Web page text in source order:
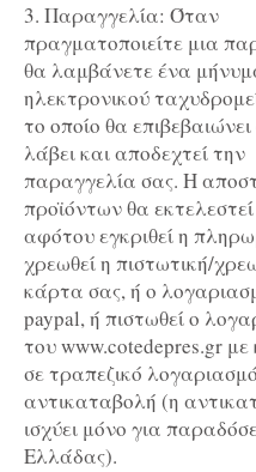
3. Παραγγελία: Όταν
πραγματοποιείτε μια
θα λαμβάνετε ένα
ηλεκτρονικού
το οποίο θα
λάβει και αποδεχτεί την
παραγγελία σας. Η
προϊόντων θα
αφότου εγκριθεί η
χρεωθεί η πιστωτική/
κάρτα σας, ή ο
paypal, ή πιστωθεί ο
τουwww.cotedepres.gr με
σε τραπεζικό
αντικαταβολή (η
ισχύει μόνο για
Ελλάδας).